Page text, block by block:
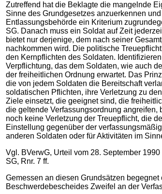
Zutreffend hat die Beklagte die mangelnde
Sinne des Grundgesetzes anzuerkennen
Entlassungsbehörde ein Kriterium
SG. Danach muss ein Soldat auf Zeit
bietet nur derjenige, dem nach seiner
nachkommen wird. Die politische
den Kernpflichten des Soldaten.
Verpflichtung, das dem Soldaten, wie auch
der freiheitlichen Ordnung erwartet. Das
die von jedem Soldaten die Bereitschaft
soldatischen Pflichten, ihre Verletzung zu
Ziele einsetzt, die geeignet sind, die
die geltende Verfassungsordnung
noch keine Verletzung der Treuepflicht, die
Einstellung gegenüber der
anderen Soldaten oder für Aktivitäten im
Vgl. BVerwG, Urteil vom 28. September
SG, Rnr. 7 ff.
Gemessen an diesen Grundsätzen
Beschwerdebescheides Zweifel an der